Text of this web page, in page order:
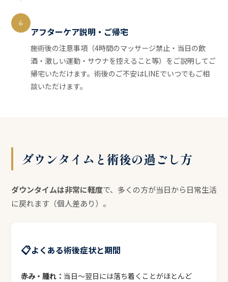
6
アフターケア説明・ご帰宅
施術後の注意事項（4時間のマッサージ禁止・当日の飲
酒・激しい運動・サウナを控えること等）をご説明してご
帰宅いただけます。術後のご不安はLINEでいつでもご相
談いただけます。
ダウンタイムと術後の過ごし方
ダウンタイムは非常に軽度で、多くの方が当日から日常生活
に戻れます（個人差あり）。
📋よくある術後症状と期間
赤み・腫れ： 当日〜翌日には落ち着くことがほとんど